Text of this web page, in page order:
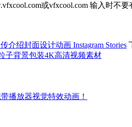
或vfxcool.com 输入时不要
介绍封面设计动画 Instagram Stories
子背景包装4K高清视频素材